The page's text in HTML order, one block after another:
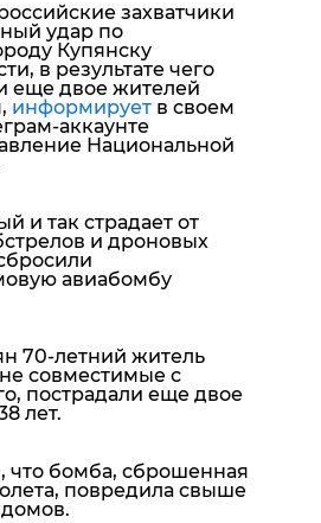
захватчики
удар по
Купянску
в результате чего
еще двое жителей
информирует в своем
аккаунте
Национальной
и так страдает от
и дроновых
авиабомбу
70-летний житель
совместимые с
пострадали еще двое
лет.
что бомба, сброшенная
повредила свыше